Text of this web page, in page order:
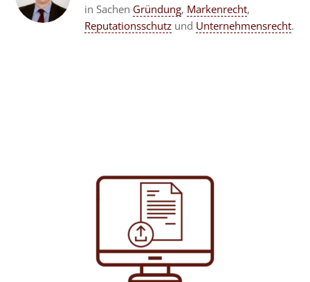
in Sachen Gründung, Markenrecht,
Reputationsschutzund Unternehmensrecht.